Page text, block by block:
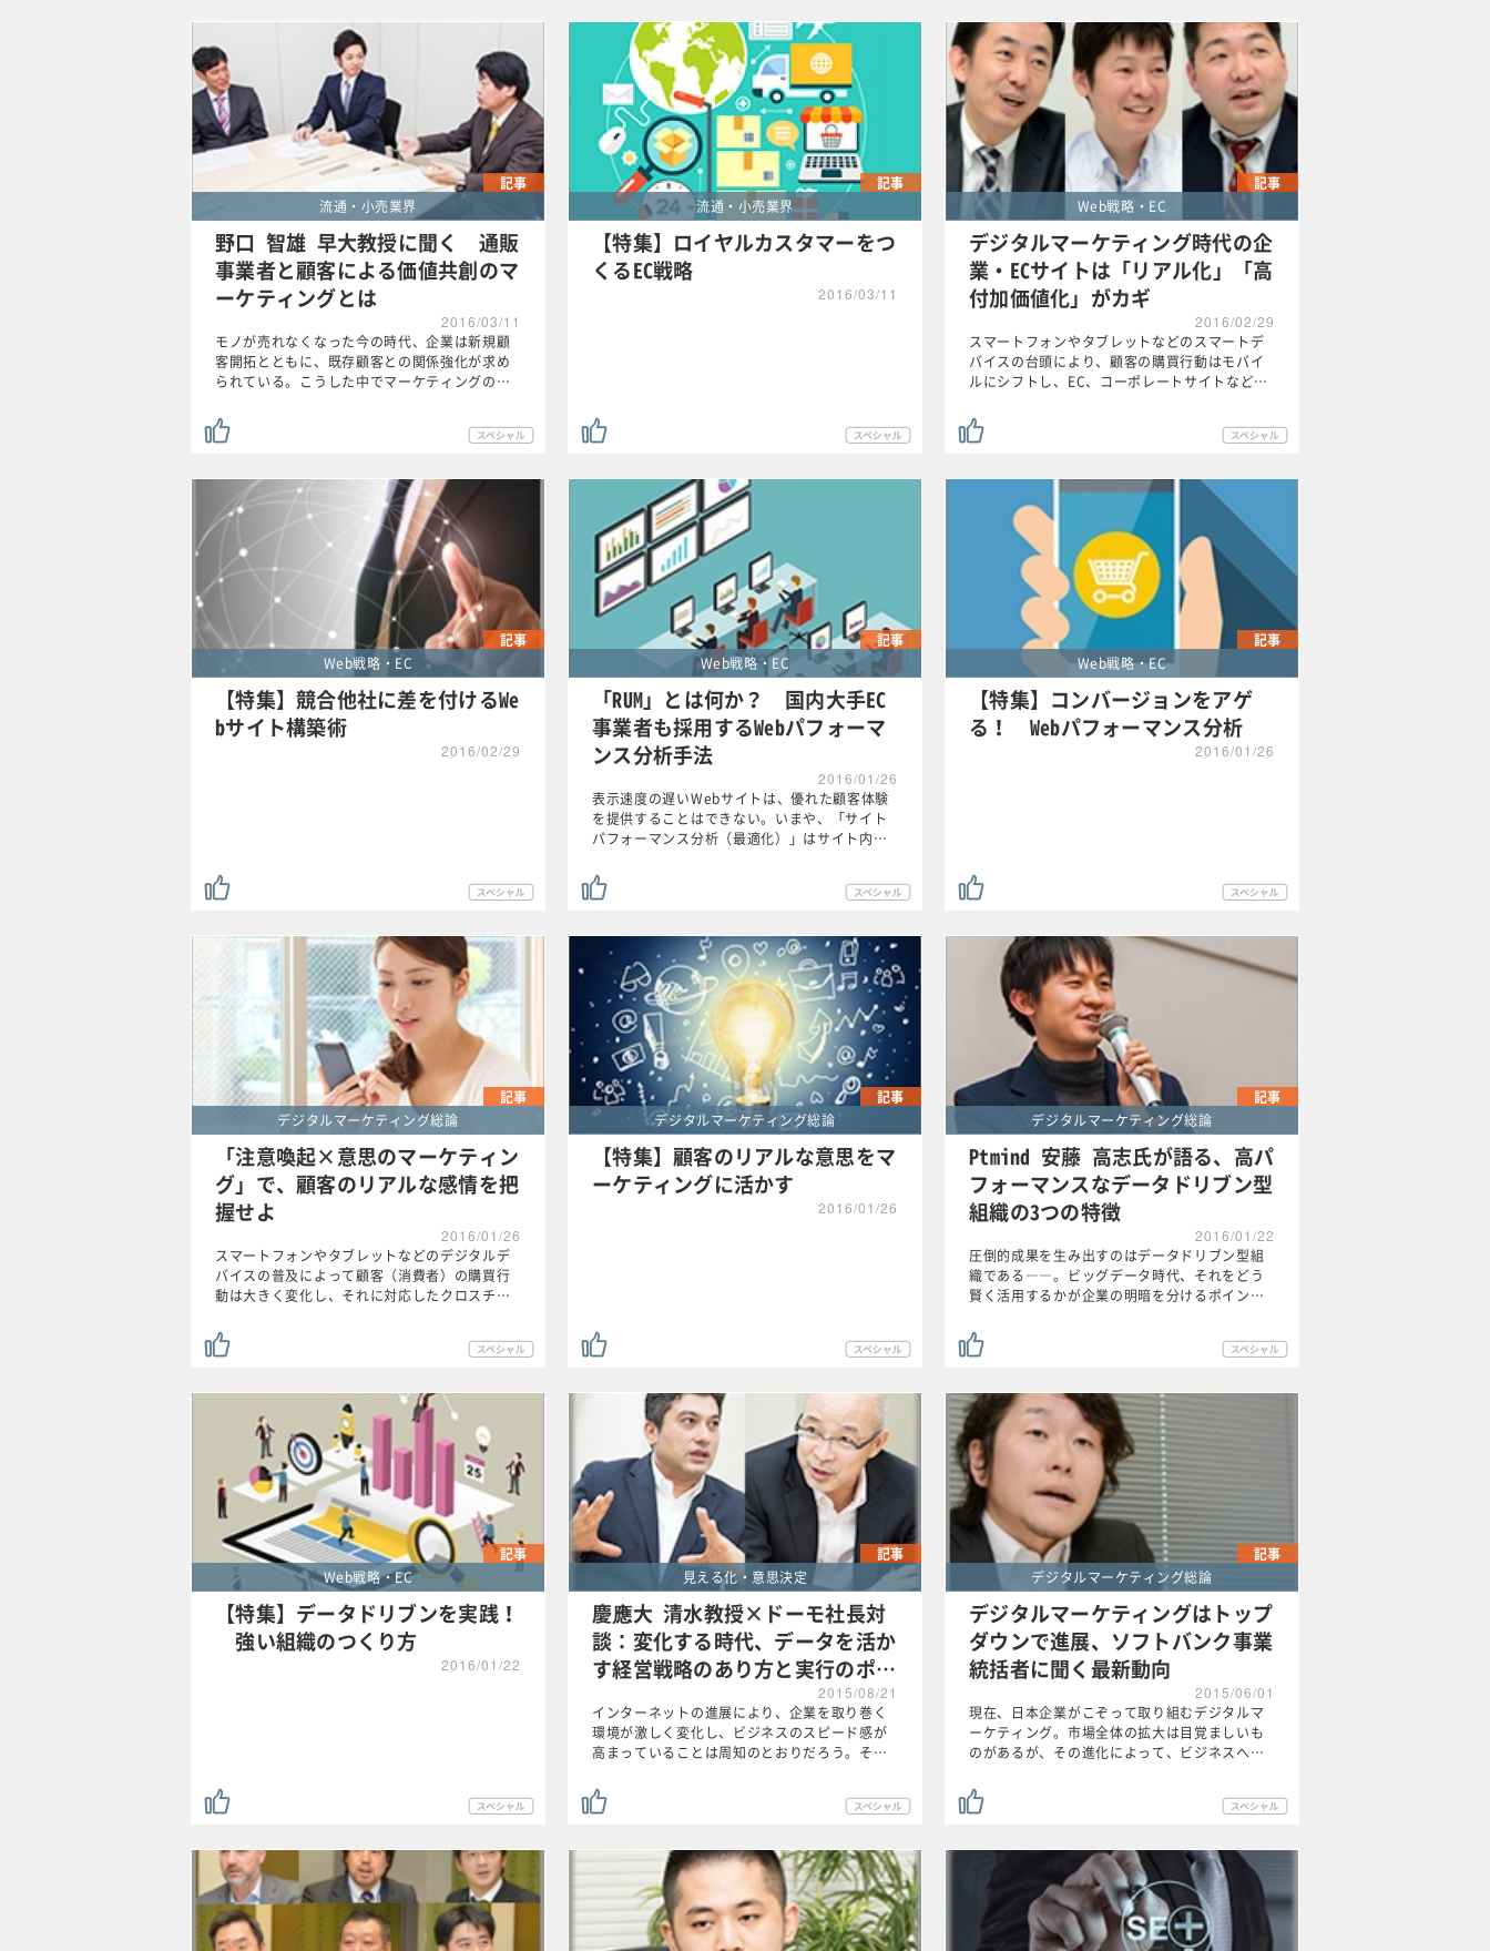
記事
流通・小売業界
野口 智雄 早大教授に聞く 通販
事業者と顧客による価値共創のマ
ーケティングとは
2016/03/11
モノが売れなくなった今の時代、企業は新規顧
客開拓とともに、既存顧客との関係強化が求め
られている。こうした中でマーケティングの…
記事
流通・小売業界
【特集】ロイヤルカスタマーをつ
くるEC戦略
2016/03/11
記事
Web戦略・EC
デジタルマーケティング時代の企
業・ECサイトは「リアル化」「高
付加価値化」がカギ
2016/02/29
スマートフォンやタブレットなどのスマートデ
バイスの台頭により、顧客の購買行動はモバイ
ルにシフトし、EC、コーポレートサイトなど…
記事
Web戦略・EC
【特集】競合他社に差を付けるWe
bサイト構築術
2016/02/29
記事
Web戦略・EC
「RUM」とは何か？ 国内大手EC
事業者も採用するWebパフォーマ
ンス分析手法
2016/01/26
表示速度の遅いWebサイトは、優れた顧客体験
を提供することはできない。いまや、「サイト
パフォーマンス分析（最適化）」はサイト内…
記事
Web戦略・EC
【特集】コンバージョンをアゲ
る！ Webパフォーマンス分析
2016/01/26
記事
デジタルマーケティング総論
「注意喚起×意思のマーケティン
グ」で、顧客のリアルな感情を把
握せよ
2016/01/26
スマートフォンやタブレットなどのデジタルデ
バイスの普及によって顧客（消費者）の購買行
動は大きく変化し、それに対応したクロスチ…
記事
デジタルマーケティング総論
【特集】顧客のリアルな意思をマ
ーケティングに活かす
2016/01/26
記事
デジタルマーケティング総論
Ptmind 安藤 高志氏が語る、高パ
フォーマンスなデータドリブン型
組織の3つの特徴
2016/01/22
圧倒的成果を生み出すのはデータドリブン型組
織である――。ビッグデータ時代、それをどう
賢く活用するかが企業の明暗を分けるポイン…
記事
Web戦略・EC
【特集】データドリブンを実践！
強い組織のつくり方
2016/01/22
記事
見える化・意思決定
慶應大 清水教授×ドーモ社長対
談：変化する時代、データを活か
す経営戦略のあり方と実行のポ…
2015/08/21
インターネットの進展により、企業を取り巻く
環境が激しく変化し、ビジネスのスピード感が
高まっていることは周知のとおりだろう。そ…
記事
デジタルマーケティング総論
デジタルマーケティングはトップ
ダウンで進展、ソフトバンク事業
統括者に聞く最新動向
2015/06/01
現在、日本企業がこぞって取り組むデジタルマ
ーケティング。市場全体の拡大は目覚ましいも
のがあるが、その進化によって、ビジネスへ…